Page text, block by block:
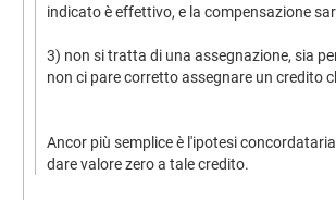
indicato è effettivo, e la compensazione
3) non si tratta di una assegnazione, sia
non ci pare corretto assegnare un credito
Ancor più semplice è l'ipotesi
dare valore zero a tale credito.